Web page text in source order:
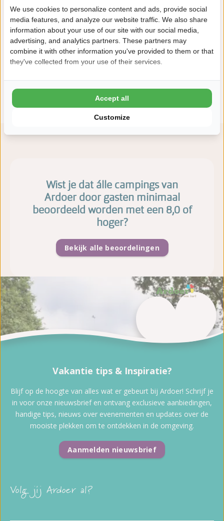
Veel gestelde vragen
Brochure De Ullingse Bergen
Algemene voorwaarden
Vacatures
Wist je dat álle campings van
Ardoer door gasten minimaal
beoordeeld worden met een 8,0 of
hoger?
Bekijk alle beoordelingen
Volg jij Ardoer al?
Vakantie tips & Inspiratie?
Blijf op de hoogte van alles wat er gebeurt bij Ardoer! Schrijf je
in voor onze nieuwsbrief en ontvang exclusieve aanbiedingen,
handige tips, nieuws over evenementen en updates over de
mooiste plekken om te ontdekken in de omgeving.
Aanmelden nieuwsbrief
We use cookies to personalize content and ads, provide social
media features, and analyze our website traffic. We also share
information about your use of our site with our social media,
advertising, and analytics partners. These partners may
combine it with other information you've provided to them or that
they've collected from your use of their services.
Customize
Accept all